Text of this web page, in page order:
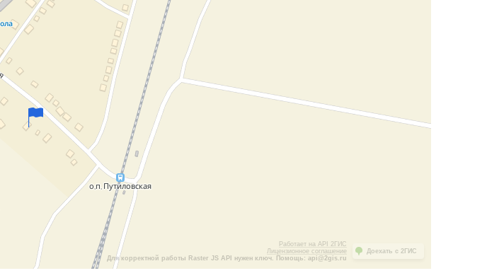
Работает на API 2ГИС
Лицензионное соглашение
Для корректной работы Raster JS API нужен ключ. Помощь: api@2gis.ru
Доехать с 2ГИС